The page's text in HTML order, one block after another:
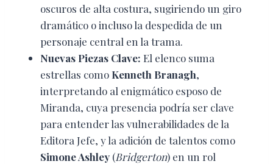
oscuros de alta costura, sugiriendo un giro
dramático o incluso la despedida de un
personaje central en la trama.
Nuevas Piezas Clave: El elenco suma
estrellas como Kenneth Branagh,
interpretando al enigmático esposo de
Miranda, cuya presencia podría ser clave
para entender las vulnerabilidades de la
Editora Jefe, y la adición de talentos como
Simone Ashley (Bridgerton) en un rol